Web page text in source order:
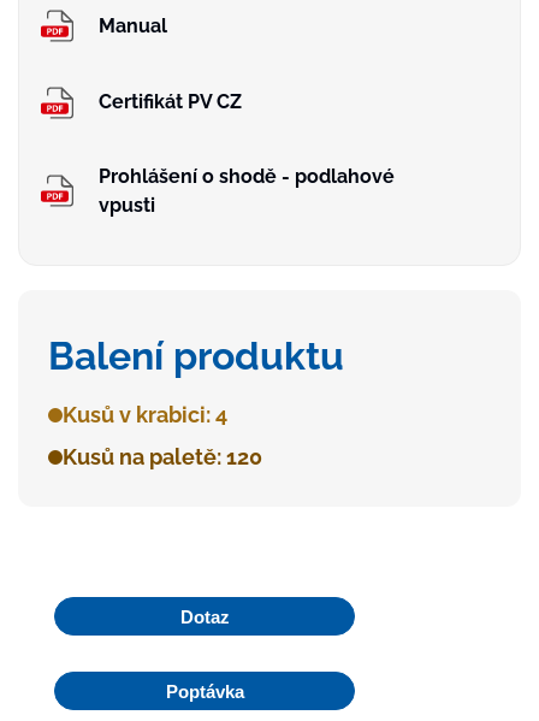
Manual
Certifikát PV CZ
Prohlášení o shodě - podlahové
vpusti
Balení produktu
Kusů v krabici: 4
Kusů na paletě: 120
Dotaz
Poptávka